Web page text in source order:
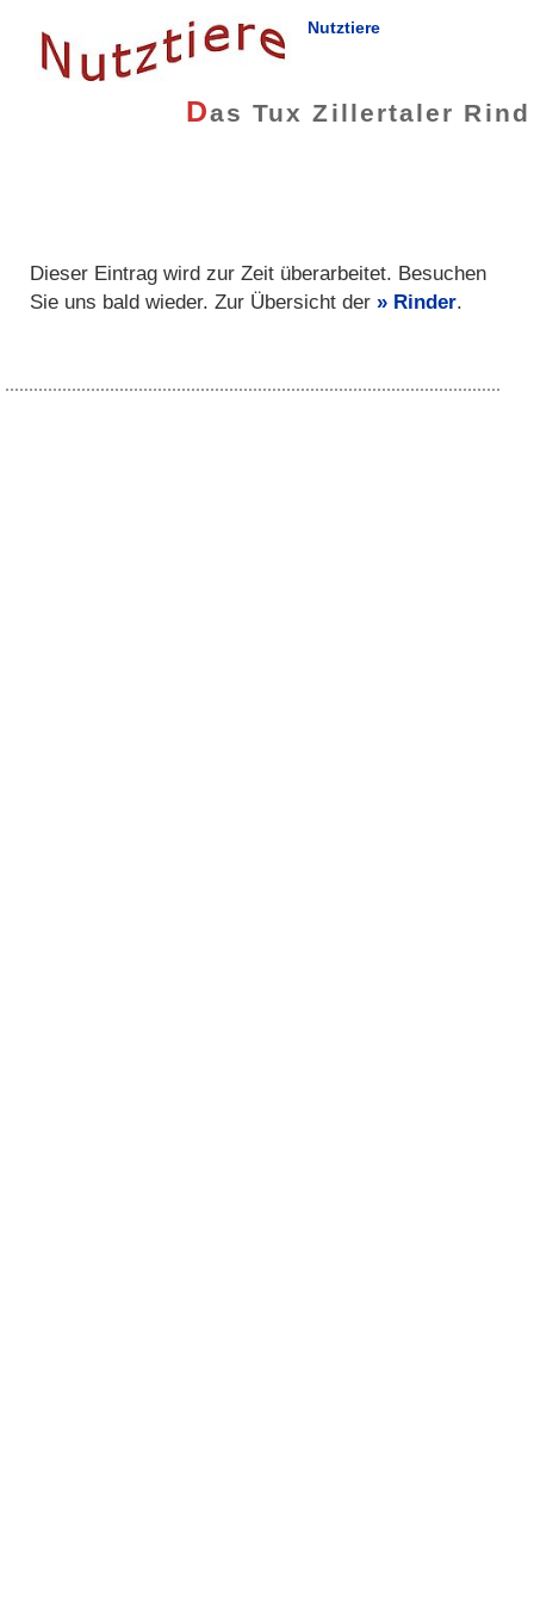
Nutztiere
Das Tux Zillertaler Rind
Dieser Eintrag wird zur Zeit überarbeitet. Besuchen
Sie uns bald wieder. Zur Übersicht der
Rinder.